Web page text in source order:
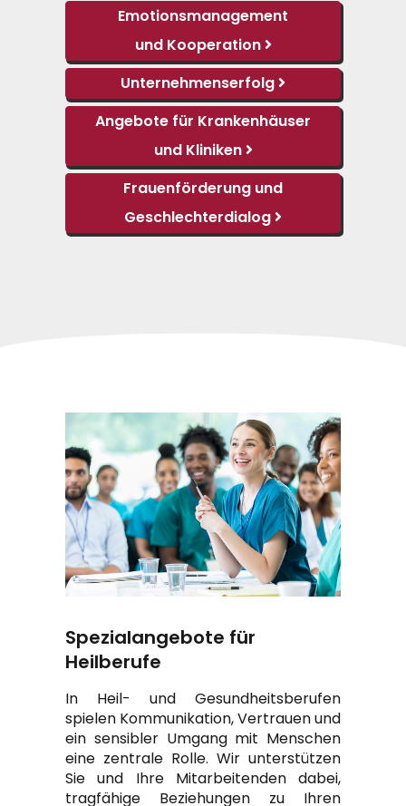
Emotionsmanagement
und Kooperation
Unternehmenserfolg
Angebote für Krankenhäuser
und Kliniken
Frauenförderung und
Geschlechterdialog
Spezialangebote für
Heilberufe
In Heil- und Gesundheitsberufen
spielen Kommunikation, Vertrauen und
ein sensibler Umgang mit Menschen
eine zentrale Rolle. Wir unterstützen
Sie und Ihre Mitarbeitenden dabei,
tragfähige Beziehungen zu Ihren